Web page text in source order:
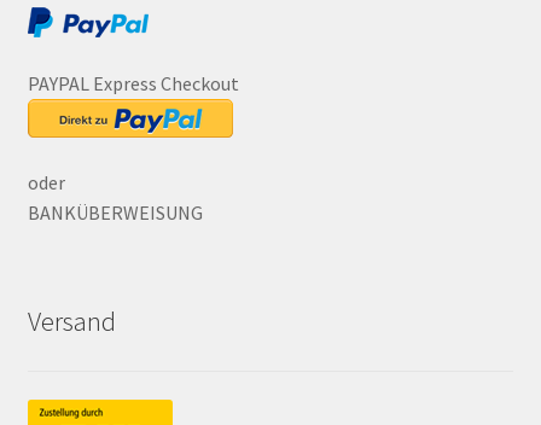
PAYPAL Express Checkout
oder
BANKÜBERWEISUNG
Versand